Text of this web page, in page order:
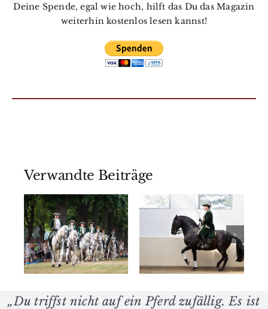
Deine Spende, egal wie hoch, hilft das Du das Magazin
weiterhin kostenlos lesen kannst!
Verwandte Beiträge
Lehrgang Trainer
C 14. 09. –
28. 09.
2024
Motivation
für
Lektionen
„Du triffst nicht auf ein Pferd zufällig. Es ist